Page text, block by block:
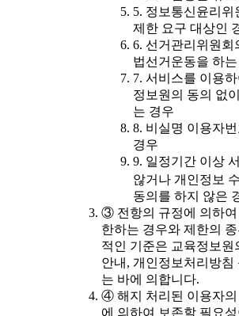
5. 정보통신윤리
제한 요구 대상인
6. 선거관리위원회
법선거운동을 하
7. 서비스를 이용
정보원의 동의 없
는 경우
8. 비실명 이용자
경우
9. 일정기간 이상
않거나 개인정보
동의를 하지 않은
③ 전항의 규정에 의하여
한하는 경우와 제한의
적인 기준은 교육정보원
안내, 개인정보처리방
는 바에 의합니다.
④ 해지 처리된 이용자의
에 의하여 보존할 필요